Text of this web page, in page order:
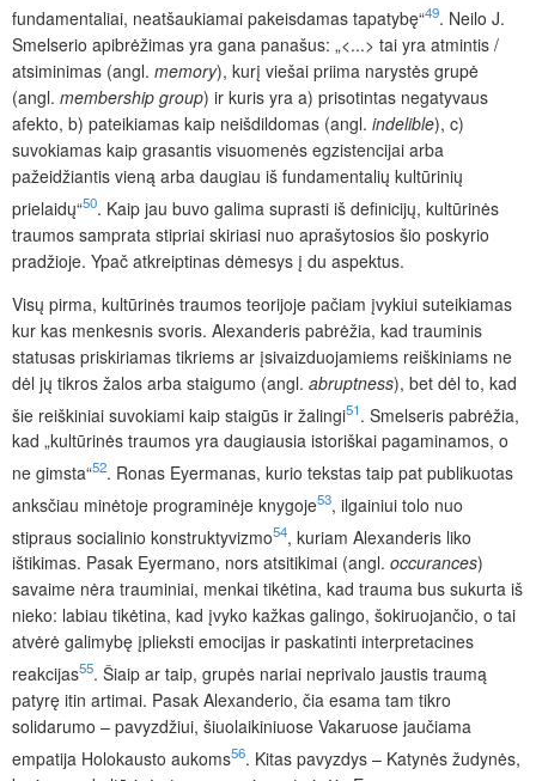
fundamentaliai, neatšaukiamai pakeisdamas tapatybę“49. Neilo J.
Smelserio apibrėžimas yra gana panašus: „<...> tai yra atmintis /
atsiminimas (angl. memory), kurį viešai priima narystės grupė
(angl. membership group) ir kuris yra a) prisotintas negatyvaus
afekto, b) pateikiamas kaip neišdildomas (angl. indelible), c)
suvokiamas kaip grasantis visuomenės egzistencijai arba
pažeidžiantis vieną arba daugiau iš fundamentalių kultūrinių
prielaidų“50. Kaip jau buvo galima suprasti iš definicijų, kultūrinės
traumos samprata stipriai skiriasi nuo aprašytosios šio poskyrio
pradžioje. Ypač atkreiptinas dėmesys į du aspektus.
Visų pirma, kultūrinės traumos teorijoje pačiam įvykiui suteikiamas
kur kas menkesnis svoris. Alexanderis pabrėžia, kad trauminis
statusas priskiriamas tikriems ar įsivaizduojamiems reiškiniams ne
dėl jų tikros žalos arba staigumo (angl. abruptness), bet dėl to, kad
šie reiškiniai suvokiami kaip staigūs ir žalingi51. Smelseris pabrėžia,
kad „kultūrinės traumos yra daugiausia istoriškai pagaminamos, o
ne gimsta“52. Ronas Eyermanas, kurio tekstas taip pat publikuotas
anksčiau minėtoje programinėje knygoje53, ilgainiui tolo nuo
stipraus socialinio konstruktyvizmo54, kuriam Alexanderis liko
ištikimas. Pasak Eyermano, nors atsitikimai (angl. occurances)
savaime nėra trauminiai, menkai tikėtina, kad trauma bus sukurta iš
nieko: labiau tikėtina, kad įvyko kažkas galingo, šokiruojančio, o tai
atvėrė galimybę įplieksti emocijas ir paskatinti interpretacines
reakcijas55. Šiaip ar taip, grupės nariai neprivalo jaustis traumą
patyrę itin artimai. Pasak Alexanderio, čia esama tam tikro
solidarumo – pavyzdžiui, šiuolaikiniuose Vakaruose jaučiama
empatija Holokausto aukoms56. Kitas pavyzdys – Katynės žudynės,